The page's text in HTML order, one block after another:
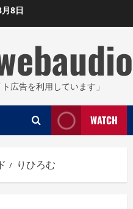
8日
広告を利用しています」
WATCH
りひろむ